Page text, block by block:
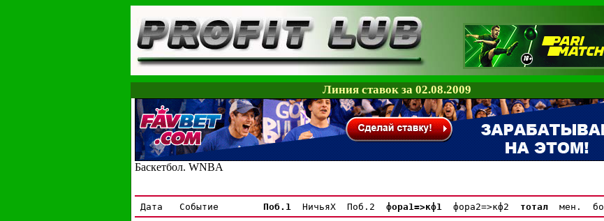
Линия ставок за 02.08.2009
Баскетбол. WNBA
Дата   Событие Поб.1 НичьяX  Поб.2 фора1=>кф1 фора2=>кф2 тотал